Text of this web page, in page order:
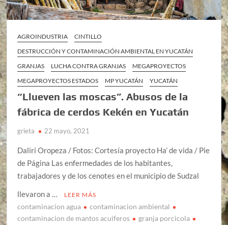
AGROINDUSTRIA
CINTILLO
DESTRUCCIÓN Y CONTAMINACIÓN AMBIENTAL EN YUCATÁN
GRANJAS
LUCHA CONTRA GRANJAS
MEGAPROYECTOS
MEGAPROYECTOS ESTADOS
MP YUCATÁN YUCATÁN
“Llueven las moscas”. Abusos de la
fábrica de cerdos Kekén en Yucatán
grieta 22 mayo, 2021
Daliri Oropeza / Fotos: Cortesía proyecto Ha’ de vida / Pie
de Página Las enfermedades de los habitantes,
trabajadores y de los cenotes en el municipio de Sudzal
llevaron a …
LEER MÁS
contaminacion agua
contaminacion ambiental
contaminacion de mantos acuiferos
granja porcicola